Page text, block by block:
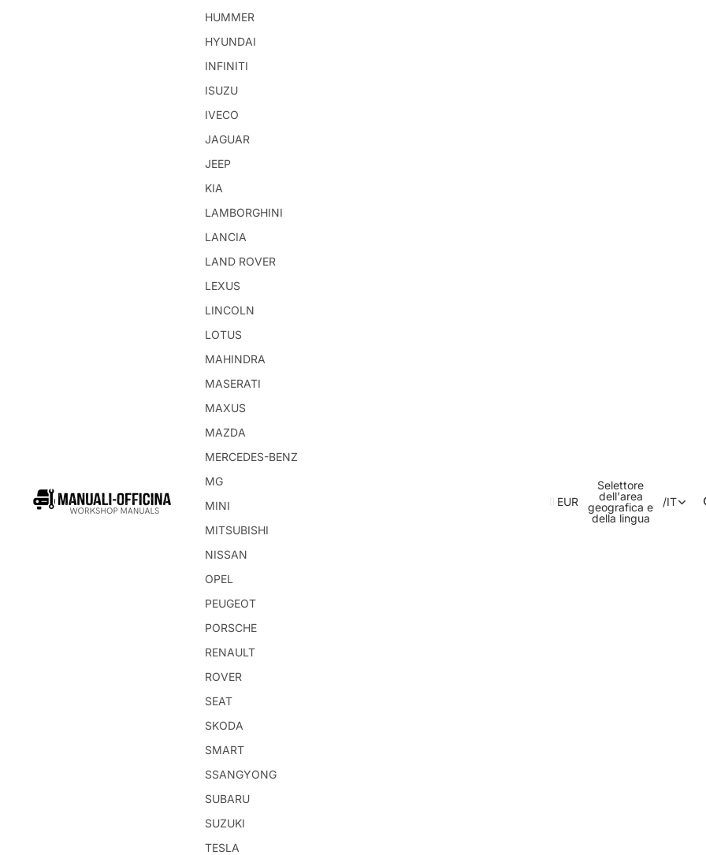
HUMMER
HYUNDAI
INFINITI
ISUZU
IVECO
JAGUAR
JEEP
KIA
LAMBORGHINI
LANCIA
LAND ROVER
LEXUS
LINCOLN
LOTUS
MAHINDRA
MASERATI
MAXUS
MAZDA
MERCEDES-BENZ
MG
MINI
MITSUBISHI
NISSAN
OPEL
PEUGEOT
PORSCHE
RENAULT
ROVER
SEAT
SKODA
SMART
SSANGYONG
SUBARU
SUZUKI
TESLA
EUR
Selettore
dell'area
geografica e
della lingua
/IT